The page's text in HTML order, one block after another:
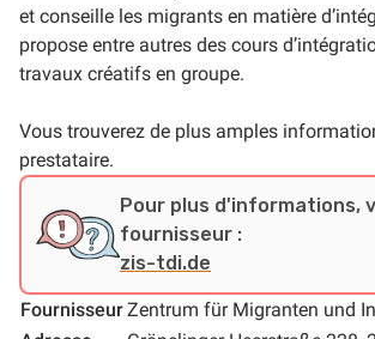
et conseille les migrants en matière
propose entre autres des cours
travaux créatifs en groupe.
Vous trouverez de plus amples
prestataire.
Pour plus d'informations,
fournisseur :
zis-tdi.de
FournisseurZentrum für Migranten und